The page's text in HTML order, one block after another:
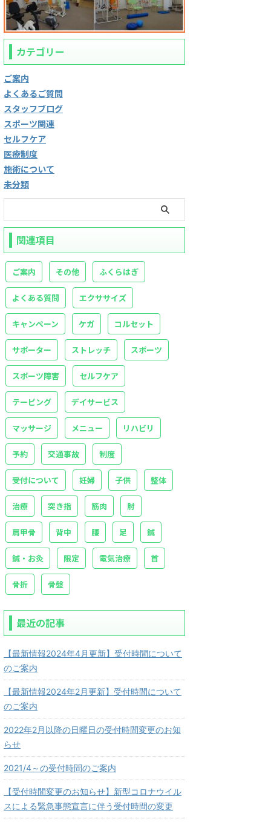
カテゴリー
ご案内
よくあるご質問
スタッフブログ
スポーツ関連
セルフケア
医療制度
施術について
未分類
関連項目
ご案内 その他 ふくらはぎ
よくある質問 エクササイズ
キャンペーン ケガ コルセット
サポーター ストレッチ スポーツ
スポーツ障害 セルフケア
テーピング デイサービス
マッサージ メニュー リハビリ
予約 交通事故 制度
受付について 妊婦 子供 整体
治療 突き指 筋肉 肘
肩甲骨 背中 腰 足 鍼
鍼・お灸 限定 電気治療 首
骨折 骨盤
最近の記事
【最新情報2024年4月更新】受付時間について
のご案内
【最新情報2024年2月更新】受付時間について
のご案内
2022年2月以降の日曜日の受付時間変更のお知
らせ
2021/4～の受付時間のご案内
【受付時間変更のお知らせ】新型コロナウイル
スによる緊急事態宣言に伴う受付時間の変更